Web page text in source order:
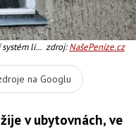
lidi zdroj:NašePeníze.cz
na Googlu
v ubytovnách, ve